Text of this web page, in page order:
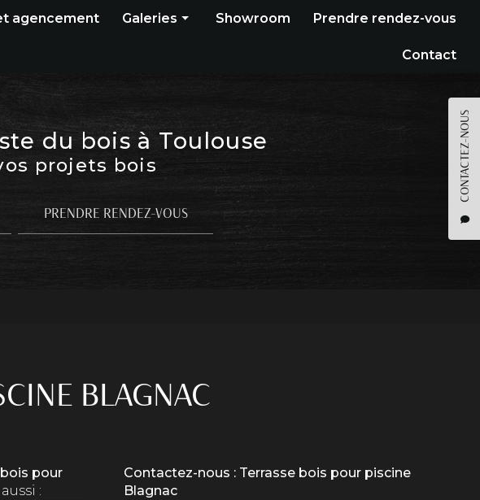
CONTACTEZ-NOUS
agencement Galeries
Pergola
Parquet
Showroom Prendre rendez-vous
Contact
du bois à Toulouse
projets bois
PRENDRE RENDEZ-VOUS
BLAGNAC
pour
:
Contactez-nous : Terrasse bois pour piscine
Blagnac